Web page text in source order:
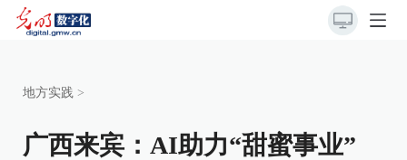
地方实践 >
广西来宾：AI助力“甜蜜事业”